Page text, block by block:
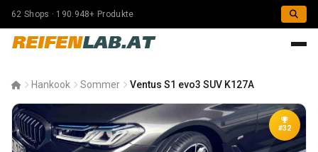
62 Shops · 190.948+ Produkte
REIFENLAB.AT
Hankook Sommer Ventus S1 evo3 SUV K127A
#32